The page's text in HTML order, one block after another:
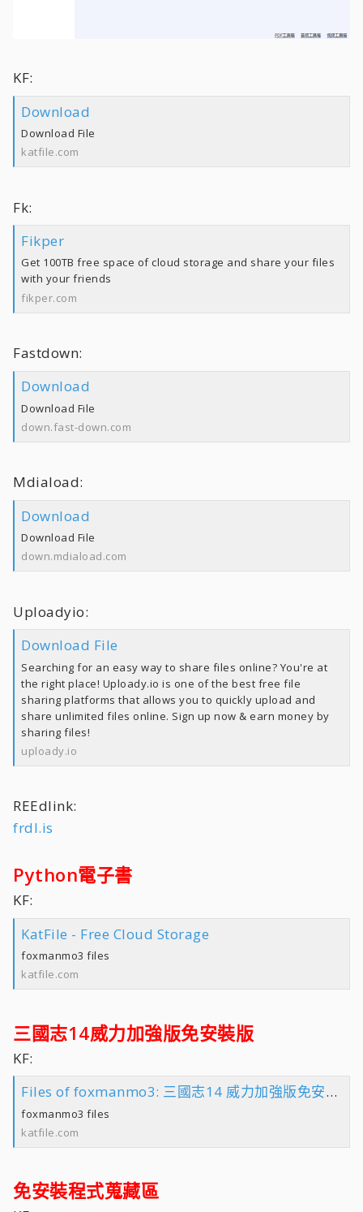
KF:
Download
Download File
katfile.com
Fk:
Fikper
Get 100TB free space of cloud storage and share your files
with your friends
fikper.com
Fastdown:
Download
Download File
down.fast-down.com
Mdiaload:
Download
Download File
down.mdiaload.com
Uploadyio:
Download File
Searching for an easy way to share files online? You're at
the right place! Uploady.io is one of the best free file
sharing platforms that allows you to quickly upload and
share unlimited files online. Sign up now & earn money by
sharing files!
uploady.io
REEdlink:
frdl.is
Python電子書
KF:
KatFile - Free Cloud Storage
foxmanmo3 files
katfile.com
三國志14威力加強版免安裝版
KF:
Files of foxmanmo3: 三國志14 威力加強版免安裝版 folder
foxmanmo3 files
katfile.com
免安裝程式蒐藏區